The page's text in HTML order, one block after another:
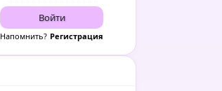
Войти
Напомнить? Регистрация